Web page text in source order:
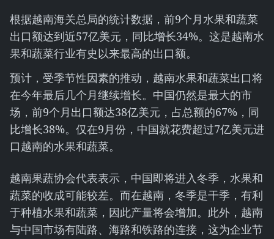
根据越南海关总局的统计数据，前9个月水果和蔬菜
出口额达到近57亿美元，同比增长34%。这是越南水
果和蔬菜行业有史以来最高的出口额。
预计，受季节性因素的推动，越南水果和蔬菜出口将
在今年最后几个月继续增长。中国仍然是最大的市
场，前9个月出口额达38亿美元，占总额的67%，同
比增长38%。仅在9月份，中国就花费超过7亿美元进
口越南的水果和蔬菜。
越南果蔬协会代表表示，中国即将进入冬季，水果和
蔬菜的收成可能较差。而在越南，冬季是干季，有利
于种植水果和蔬菜，因此产量将会增加。此外，越南
与中国市场有陆路、海路和铁路的连接，这为企业节